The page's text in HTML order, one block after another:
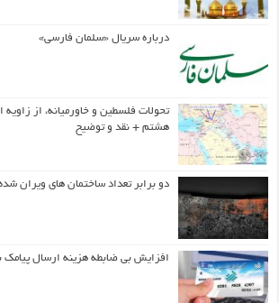
درباره سریال «سلمان فارسی»
تحولات فلسطین و خاورمیانه، از
هشتم + نقد و توضیح
دو برابر تعداد ساختمان های ویران
افزایش بی ضابطه هزینه ارسال پیامک